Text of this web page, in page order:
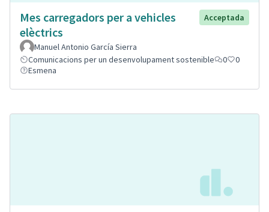
Mes carregadors per a vehicles
elèctrics
Acceptada
Manuel Antonio García Sierra
Comunicacions per un desenvolupament sostenible
0
0
Esmena